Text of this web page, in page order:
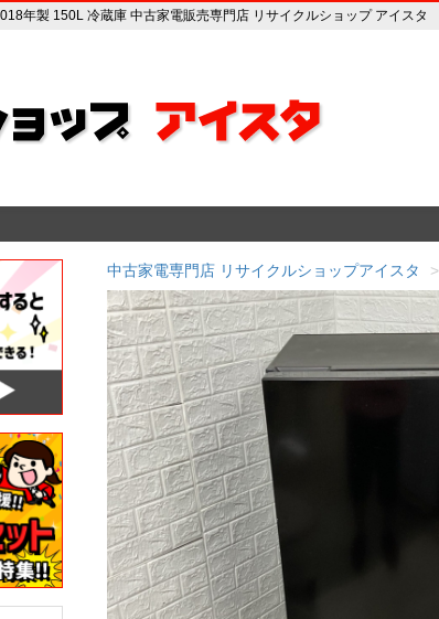
年製 150L 冷蔵庫 中古家電販売専門店 リサイクルショップ アイスタ
中古家電専門店 リサイクルショップアイスタ